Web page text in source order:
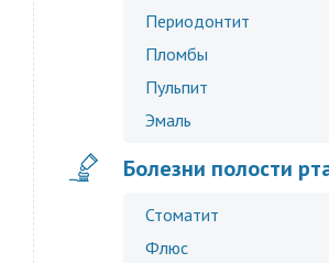
Периодонтит
Пломбы
Пульпит
Эмаль
Болезни полости
Стоматит
Флюс